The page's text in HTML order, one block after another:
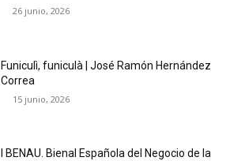
26 junio, 2026
Funiculì, funiculà | José Ramón Hernández
Correa
15 junio, 2026
I BENAU. Bienal Española del Negocio de la